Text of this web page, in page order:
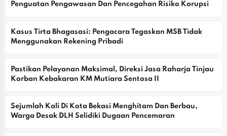
Penguatan Pengawasan Dan Pencegahan Risiko Korupsi
Kasus Tirta Bhagasasi: Pengacara Tegaskan MSB Tidak
Menggunakan Rekening Pribadi
Pastikan Pelayanan Maksimal, Direksi Jasa Raharja Tinjau
Korban Kebakaran KM Mutiara Sentosa II
Sejumlah Kali Di Kota Bekasi Menghitam Dan Berbau,
Warga Desak DLH Selidiki Dugaan Pencemaran